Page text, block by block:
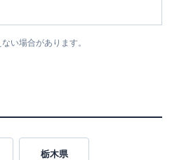
い場合があります。
栃木県